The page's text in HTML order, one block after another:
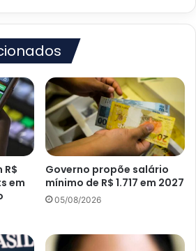
em
Governo propõe salário
mínimo de R$ 1.717 em 2027
05/08/2026